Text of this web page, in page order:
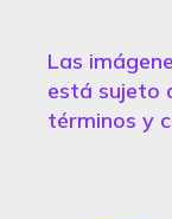
Las
está sujeto
términos y